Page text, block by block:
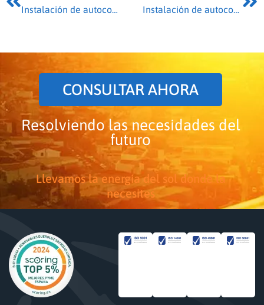
CONSULTAR AHORA
Resolviendo las necesidades del
futuro
Llevamos la energía del sol donde la
necesites